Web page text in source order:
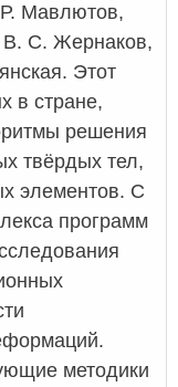
Мавлютов,
В. С. Жернаков,
Этот
в стране,
решения
твёрдых тел,
элементов. С
программ
методики